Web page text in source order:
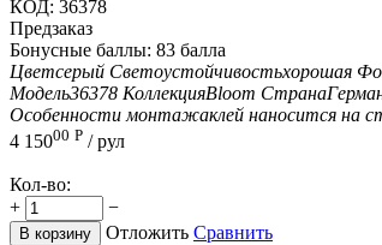
КОД: 36378
Предзаказ
Бонусные баллы: 83 балла
Цветсерый Светоустойчивостьхорошая
Модель36378 КоллекцияBloom Страна
Особенности монтажаклей наносится на
4 15000 Р / рул
Кол-во:
+
−
В корзину Отложить Сравнить